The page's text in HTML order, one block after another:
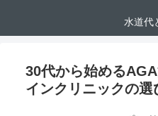
水道代
30代から始める
インクリニックの選